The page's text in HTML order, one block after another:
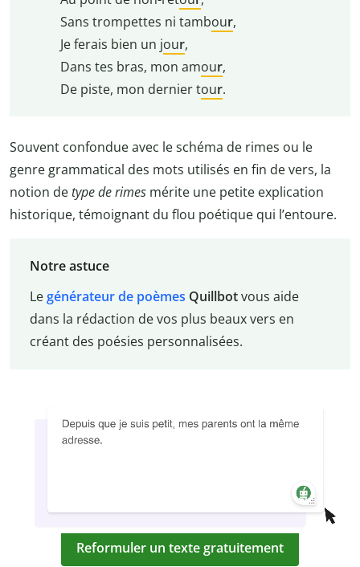
Sans trompettes ni tambour,
Je ferais bien un jour,
Dans tes bras, mon amour,
De piste, mon dernier tour.
Souvent confondue avec le schéma de rimes ou le
genre grammatical des mots utilisés en fin de vers, la
notion detype de rimes mérite une petite explication
historique, témoignant du flou poétique qui l’entoure.
Notre astuce
Legénérateur de poèmes Quillbotvous aide
dans la rédaction de vos plus beaux vers en
créant des poésies personnalisées.
Reformuler un texte gratuitement